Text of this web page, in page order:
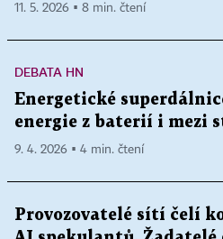
11. 5. 2026 ▪ 8 min. čtení
DEBATA HN
Energetické
energie z baterií i mezi
9. 4. 2026 ▪ 4 min. čtení
Provozovatelé sítí čelí